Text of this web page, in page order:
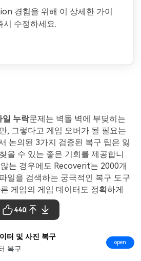
경험을 위해 이 상세한 가이
시 수정하세요.
누락문제는 벽돌 벽에 부딪히는
, 그렇다고 게임 오버가 될 필요는
논의된 3가지 검증된 복구 팁은 잃
을 수 있는 좋은 기회를 제공합니
는 경우에도 Recoverit는 2000개
일을 검색하는 궁극적인 복구 도구
게임의 게임 데이터도 정확하게
- 데이터 복구의 리더
파일 형식과 2000개 이상의 장치
440
터 및 사진 복구
복구
open